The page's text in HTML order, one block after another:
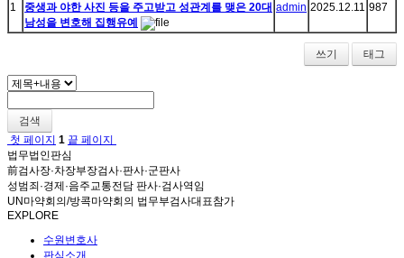
1
중생과 야한 사진 등을 주고받고 성관계를 맺은 20대
남성을 변호해 집행유예
admin 2025.12.11 987
쓰기 태그
검색
첫 페이지 1 끝 페이지
법무법인판심
前검사장·차장부장검사·판사·군판사
성범죄·경제·음주교통전담 판사·검사역임
UN마약회의/방콕마약회의 법무부검사대표참가
EXPLORE
수원변호사
판심소개